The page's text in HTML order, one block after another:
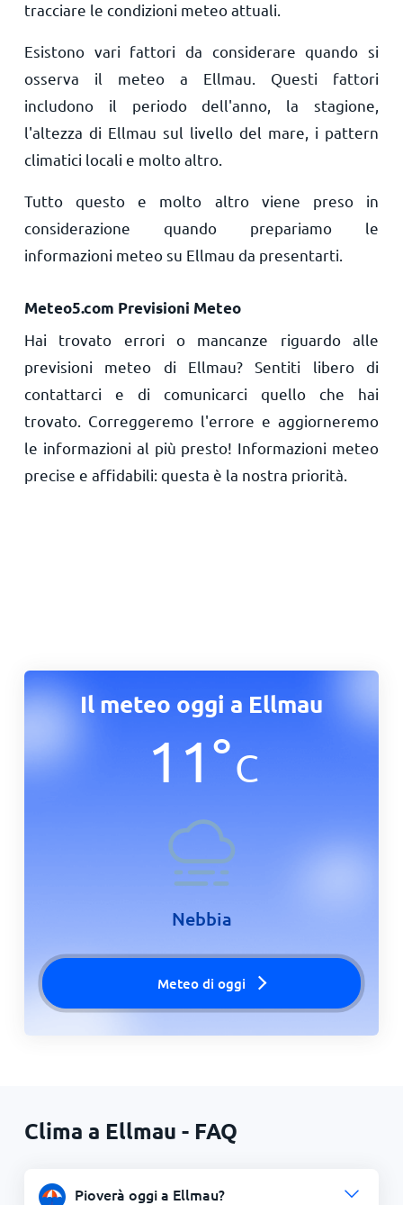
tracciare le condizioni meteo attuali.
Esistono vari fattori da considerare quando si
osserva il meteo a Ellmau. Questi fattori
includono il periodo dell'anno, la stagione,
l'altezza di Ellmau sul livello del mare, i pattern
climatici locali e molto altro.
Tutto questo e molto altro viene preso in
considerazione quando prepariamo le
informazioni meteo su Ellmau da presentarti.
Meteo5.com Previsioni Meteo
Hai trovato errori o mancanze riguardo alle
previsioni meteo di Ellmau? Sentiti libero di
contattarci e di comunicarci quello che hai
trovato. Correggeremo l'errore e aggiorneremo
le informazioni al più presto! Informazioni meteo
precise e affidabili: questa è la nostra priorità.
Il meteo oggi a Ellmau
11°C
Nebbia
Meteo di oggi
Clima a Ellmau - FAQ
Pioverà oggi a Ellmau?